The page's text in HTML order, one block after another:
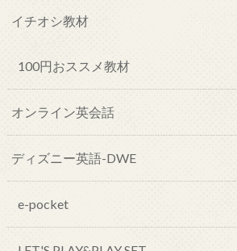
イチオシ教材
100円おススメ教材
オンライン英会話
ディズニー英語-DWE
e-pocket